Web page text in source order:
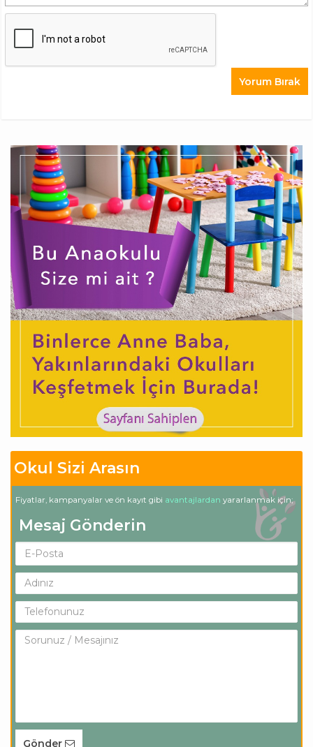
Okul Sizi Arasın
Fiyatlar, kampanyalar ve ön kayıt gibi avantajlardan yararlanmak için;
Mesaj Gönderin
Gönder